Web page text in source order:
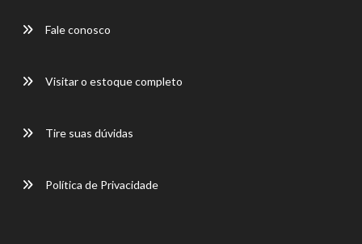
Fale conosco
Visitar o estoque completo
Tire suas dúvidas
Política de Privacidade